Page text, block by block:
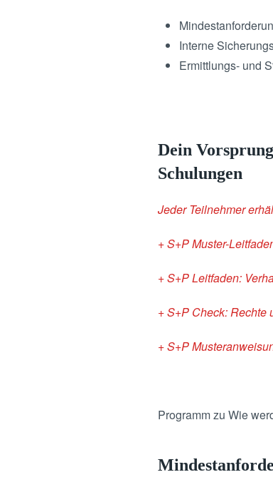
Interne
Ermittlungs- und
Dein
Schulungen
Jeder Teilnehmer
+ S+P Muster-
+ S+P Leitfaden:
+ S+P Check: Rechte
+ S+P
Programm zu Wie